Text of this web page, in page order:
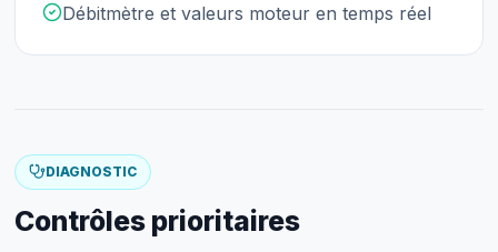
Débitmètre et valeurs moteur en temps réel
DIAGNOSTIC
Contrôles prioritaires